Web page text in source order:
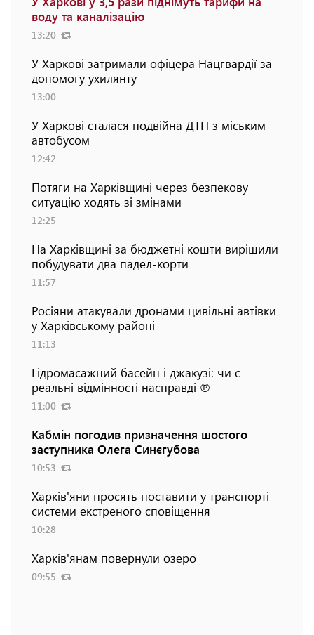
воду та каналізацію
13:20
У Харкові затримали офіцера Нацгвардії за
допомогу ухилянту
13:00
У Харкові сталася подвійна ДТП з міським
автобусом
12:42
Потяги на Харківщині через безпекову
ситуацію ходять зі змінами
12:25
На Харківщині за бюджетні кошти вирішили
побудувати два падел-корти
11:57
Росіяни атакували дронами цивільні автівки
у Харківському районі
11:13
Гідромасажний басейн і джакузі: чи є
реальні відмінності насправді ℗
11:00
Кабмін погодив призначення шостого
заступника Олега Синєгубова
10:53
Харків'яни просять поставити у транспорті
системи екстреного сповіщення
10:28
Харків'янам повернули озеро
09:55